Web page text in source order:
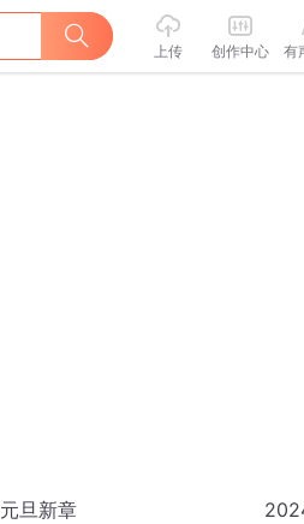
上传 创作中心 有
元旦新章